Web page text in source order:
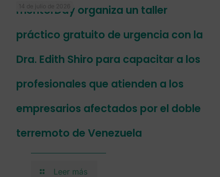
14 de julio de 2026
mentorDay organiza un taller
práctico gratuito de urgencia con la
Dra. Edith Shiro para capacitar a los
profesionales que atienden a los
empresarios afectados por el doble
terremoto de Venezuela
Leer más